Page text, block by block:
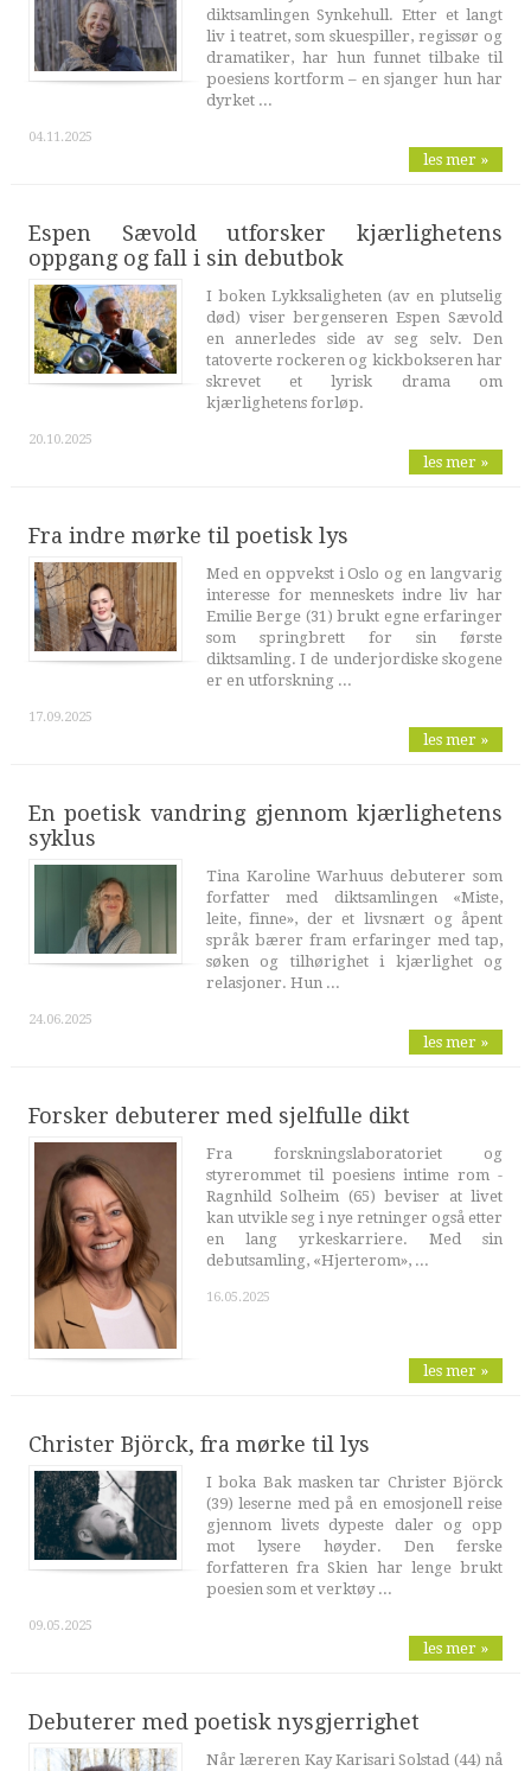
diktsamlingen Synkehull. Etter et langt
liv i teatret, som skuespiller, regissør og
dramatiker, har hun funnet tilbake til
poesiens kortform – en sjanger hun har
dyrket ...
04.11.2025
les mer »
Espen Sævold utforsker kjærlighetens
oppgang og fall i sin debutbok
I boken Lykksaligheten (av en plutselig
død) viser bergenseren Espen Sævold
en annerledes side av seg selv. Den
tatoverte rockeren og kickbokseren har
skrevet et lyrisk drama om
kjærlighetens forløp.
20.10.2025
les mer »
Fra indre mørke til poetisk lys
Med en oppvekst i Oslo og en langvarig
interesse for menneskets indre liv har
Emilie Berge (31) brukt egne erfaringer
som springbrett for sin første
diktsamling. I de underjordiske skogene
er en utforskning ...
17.09.2025
les mer »
En poetisk vandring gjennom kjærlighetens
syklus
Tina Karoline Warhuus debuterer som
forfatter med diktsamlingen «Miste,
leite, finne», der et livsnært og åpent
språk bærer fram erfaringer med tap,
søken og tilhørighet i kjærlighet og
relasjoner. Hun ...
24.06.2025
les mer »
Forsker debuterer med sjelfulle dikt
Fra forskningslaboratoriet og
styrerommet til poesiens intime rom -
Ragnhild Solheim (65) beviser at livet
kan utvikle seg i nye retninger også etter
en lang yrkeskarriere. Med sin
debutsamling, «Hjerterom», ...
16.05.2025
les mer »
Christer Björck, fra mørke til lys
I boka Bak masken tar Christer Björck
(39) leserne med på en emosjonell reise
gjennom livets dypeste daler og opp
mot lysere høyder. Den ferske
forfatteren fra Skien har lenge brukt
poesien som et verktøy ...
09.05.2025
les mer »
Debuterer med poetisk nysgjerrighet
Når læreren Kay Karisari Solstad (44) nå